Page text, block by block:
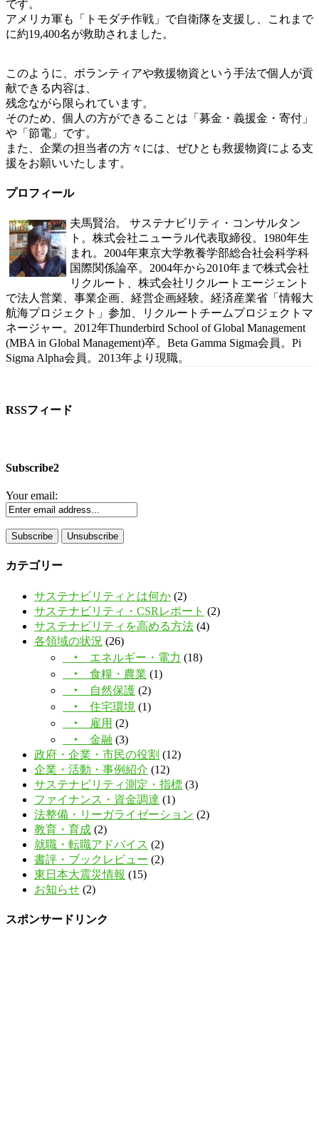
です。
アメリカ軍も「トモダチ作戦」で自衛隊を支援し、これまで
に約19,400名が救助されました。
このように、ボランティアや救援物資という手法で個人が貢
献できる内容は、
残念ながら限られています。
そのため、個人の方ができることは「募金・義援金・寄付」
や「節電」です。
また、企業の担当者の方々には、ぜひとも救援物資による支
援をお願いいたします。
プロフィール
夫馬賢治。 サステナビリティ・コンサルタン
ト。株式会社ニューラル代表取締役。1980年生
まれ。2004年東京大学教養学部総合社会科学科
国際関係論卒。2004年から2010年まで株式会社
リクルート、株式会社リクルートエージェント
で法人営業、事業企画、経営企画経験。経済産業省「情報大
航海プロジェクト」参加、リクルートチームプロジェクトマ
ネージャー。2012年Thunderbird School of Global Management
(MBA in Global Management)卒。Beta Gamma Sigma会員。Pi
Sigma Alpha会員。2013年より現職。
RSSフィード
Subscribe2
Your email:
カテゴリー
サステナビリティとは何か (2)
サステナビリティ・CSRレポート (2)
サステナビリティを高める方法 (4)
各領域の状況 (26)
‣ エネルギー・電力 (18)
‣ 食糧・農業 (1)
‣ 自然保護 (2)
‣ 住宅環境 (1)
‣ 雇用 (2)
‣ 金融 (3)
政府・企業・市民の役割 (12)
企業・活動・事例紹介 (12)
サステナビリティ測定・指標 (3)
ファイナンス・資金調達 (1)
法整備・リーガライゼーション (2)
教育・育成 (2)
就職・転職アドバイス (2)
書評・ブックレビュー (2)
東日本大震災情報 (15)
お知らせ (2)
スポンサードリンク